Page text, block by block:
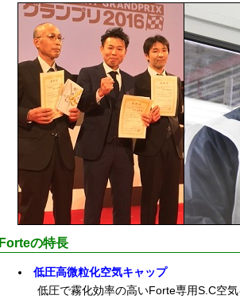
Forteの特長
低圧高微粒化空気キャップ
低圧で霧化効率の高いForte専用S.C空気